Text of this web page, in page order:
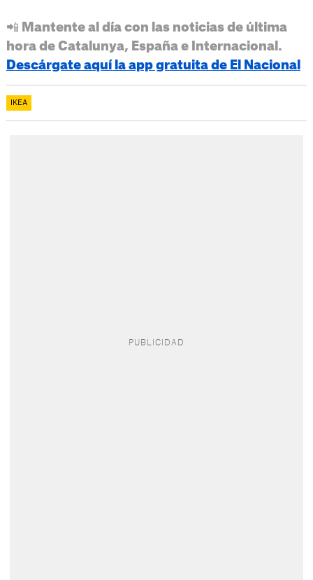
📲 Mantente al día con las noticias de última
hora de Catalunya, España e Internacional.
Descárgate aquí la app gratuita de El Nacional
IKEA